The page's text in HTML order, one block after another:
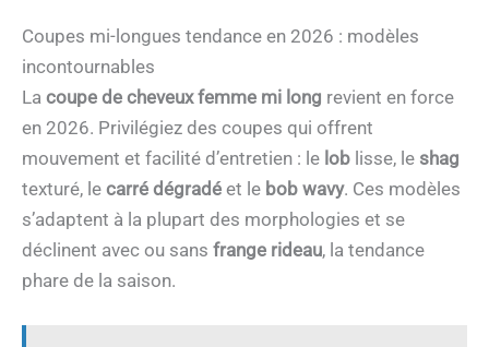
Coupes mi-longues tendance en 2026 : modèles
incontournables
La coupe de cheveux femme mi long revient en force
en 2026. Privilégiez des coupes qui offrent
mouvement et facilité d’entretien : le lob lisse, le shag
texturé, le carré dégradé et le bob wavy. Ces modèles
s’adaptent à la plupart des morphologies et se
déclinent avec ou sans frange rideau, la tendance
phare de la saison.